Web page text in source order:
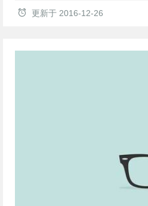
更新于 2016-12-26